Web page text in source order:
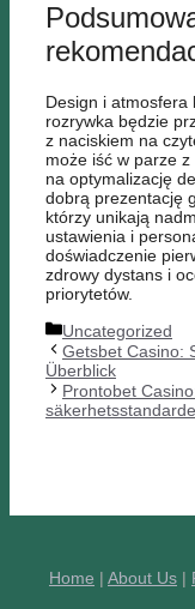
Design i atmosfera
rozrywka będzie
z naciskiem na
może iść w parze
na optymalizację
dobrą prezentację
którzy unikają
ustawienia i
doświadczenie
zdrowy dystans i
priorytetów.
Categories
Uncategorized
Getsbet Casino:
Überblick
Prontobet
Home | About Us |